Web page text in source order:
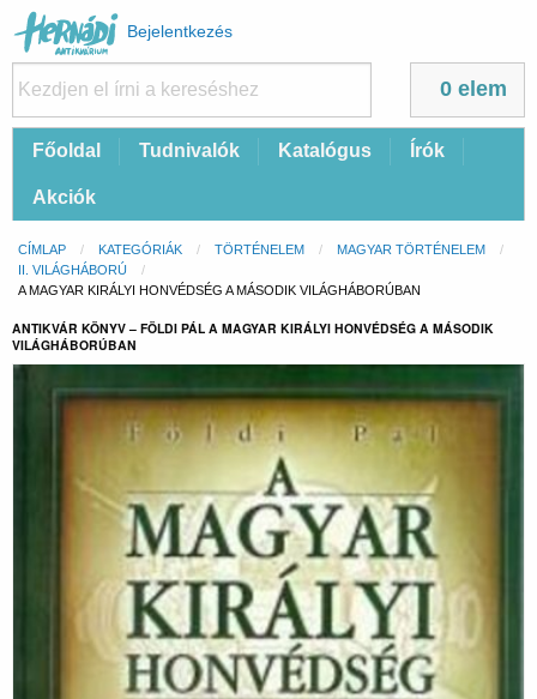
Felhasználói
fiók
menüje
Bejelentkezés
0 elem
FőFőoldal Tudnivalók Katalógus Írók
Akciók
Morzsa
CÍMLAP KATEGÓRIÁK TÖRTÉNELEM
MAGYAR TÖRTÉNELEM
II. VILÁGHÁBORÚ
CURRENT:
A MAGYAR KIRÁLYI HONVÉDSÉG A MÁSODIK VILÁGHÁBORÚBAN
ANTIKVÁR KÖNYV – FÖLDI PÁL A MAGYAR KIRÁLYI HONVÉDSÉG A MÁSODIK
VILÁGHÁBORÚBAN